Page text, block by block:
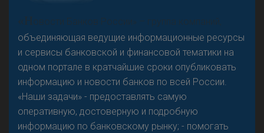
Резкого разворота на рынке автокредитов не
предвидится - «Интервью»
«Н
овости Банков России» – группа компаний,
объединяющая ведущие информационные ресурсы
и сервисы банковской и финансовой тематики на
одном портале в кратчайшие сроки опубликовать
информацию и новости банков по всей России.
«Наши задачи» - предоставлять самую
оперативную, достоверную и подробную
информацию по банковскому рынку; - помогать